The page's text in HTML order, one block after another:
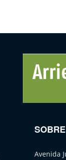
Avenida